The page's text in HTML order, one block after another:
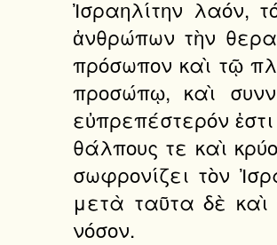
Ἰσραηλίτην λαόν,
ἀνθρώπων τὴν
πρόσωπον καὶ τῷ
προσώπῳ, καὶ
εὐπρεπέστερόν
θάλπους τε καὶ
σωφρονίζει τὸν
μετὰ ταῦτα δὲ καὶ
νόσον.